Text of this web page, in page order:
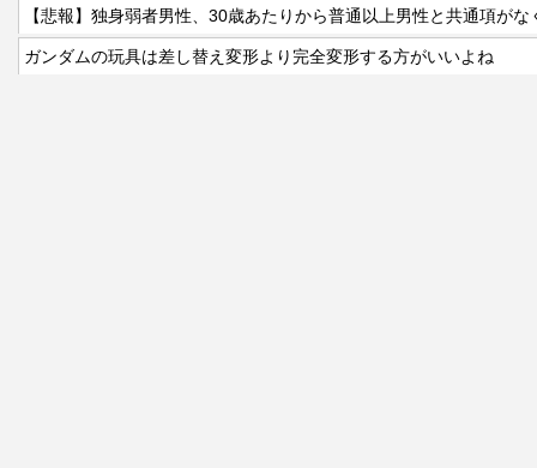
ガンダムの玩具は差し替え変形より完全変形する方がいいよね